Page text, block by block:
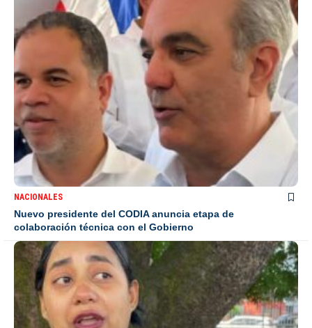
NACIONALES
Nuevo presidente del CODIA anuncia etapa de
colaboración técnica con el Gobierno